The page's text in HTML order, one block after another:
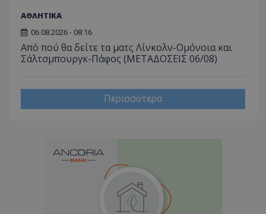
ΑΘΛΗΤΙΚΑ
06.08.2026 - 08:16
Από πού θα δείτε τα ματς Λίνκολν-Ομόνοια και
Σάλτσμπουργκ-Πάφος (ΜΕΤΑΔΟΣΕΙΣ 06/08)
Περισσότερα